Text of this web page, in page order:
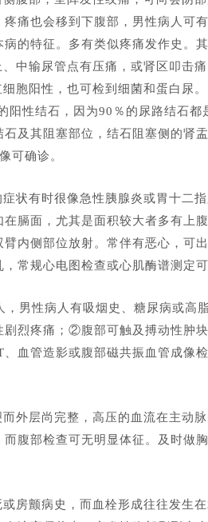
痛也会移到下腹部，男性病人可
的特征。多有类似疼痛发作史。
中输尿管点有压痛，或肾区叩击痛
胞阳性，也可检到细菌和蛋白尿。
阳性结石，因为90％的尿路结石
及其阻塞部位，结石阻塞侧的肾盂
可确诊。
状有时很像急性胰腺炎或胃十二
膈面，尤其是面积较大者多有上
内侧部位放射。常伴有恶心，可
常规心电图检查或心肌酶谱测定可
男性病人有吸烟史、糖尿病或高
烈疼痛；②腹部可触及搏动性肿
血管造影或腹部磁共振血管成像
外层尚完整，高压的血流在主动
腹部检查可无明显体征。及时做
房颤病史，而血栓形成往往发生